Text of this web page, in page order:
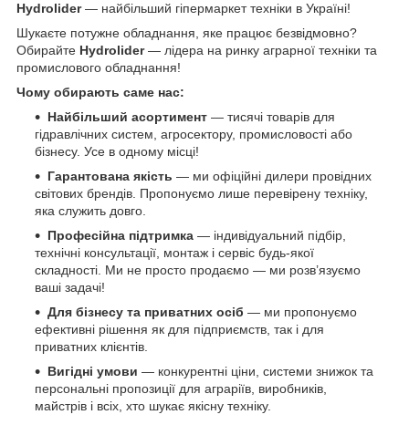
Hydrolider— найбільший гіпермаркет техніки в Україні!
Шукаєте потужне обладнання, яке працює безвідмовно?
Обирайте Hydrolider— лідера на ринку аграрної техніки та
промислового обладнання!
Чому обирають саме нас:
Найбільший асортимент — тисячі товарів для
гідравлічних систем, агросектору, промисловості або
бізнесу. Усе в одному місці!
Гарантована якість — ми офіційні дилери провідних
світових брендів. Пропонуємо лише перевірену техніку,
яка служить довго.
Професійна підтримка — індивідуальний підбір,
технічні консультації, монтаж і сервіс будь-якої
складності. Ми не просто продаємо — ми розв’язуємо
ваші задачі!
Для бізнесу та приватних осіб — ми пропонуємо
ефективні рішення як для підприємств, так і для
приватних клієнтів.
Вигідні умови — конкурентні ціни, системи знижок та
персональні пропозиції для аграріїв, виробників,
майстрів і всіх, хто шукає якісну техніку.